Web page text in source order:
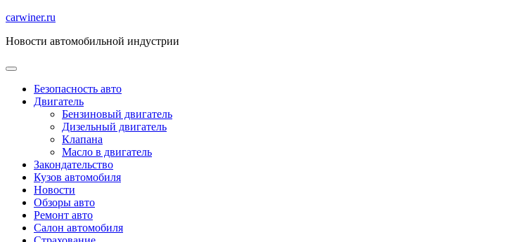
Перейти
содержимому
carwiner.ru
Новости автомобильной индустрии
Безопасность авто
Двигатель
Бензиновый двигатель
Дизельный двигатель
Клапана
Масло в двигатель
Закондательство
Кузов автомобиля
Новости
Обзоры авто
Ремонт авто
Салон автомобиля